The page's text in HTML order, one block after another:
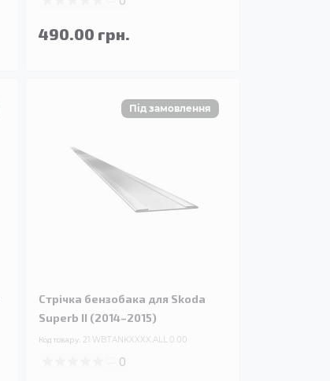
490.00 грн.
Стрічка бензобака для Skoda
Superb II (2014–2015)
Код товару: 21.WBTANKXXXX.ALL.0.00
0